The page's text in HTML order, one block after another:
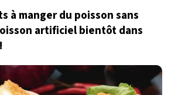
à manger du poisson sans
artificiel bientôt dans